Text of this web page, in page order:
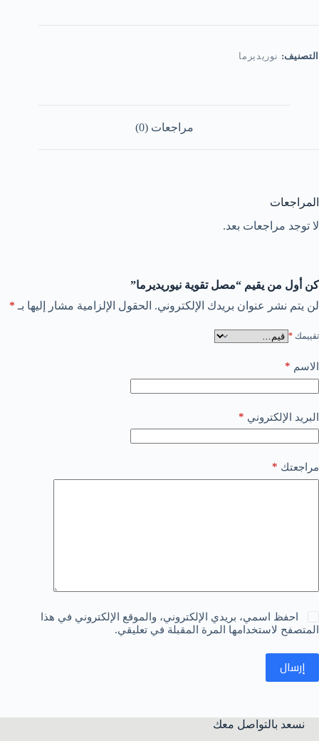
التصنيف: نوريديرما
مراجعات (0)
المراجعات
لا توجد مراجعات بعد.
كن أول من يقيم “مصل تقوية نيوريديرما”
لن يتم نشر عنوان بريدك الإلكتروني. الحقول الإلزامية مشار إليها بـ *
تقييمك *
الاسم *
البريد الإلكتروني *
مراجعتك *
احفظ اسمي، بريدي الإلكتروني، والموقع الإلكتروني في هذا
المتصفح لاستخدامها المرة المقبلة في تعليقي.
إرسال
نسعد بالتواصل معك